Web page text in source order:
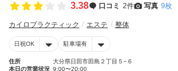
3.38 口コミ 2件 写真 9枚
カイロプラクティック エステ 整体
日祝OK 駐車場有
住所
大分県日田市田島２丁目５−６
本日の営業状況 9:00〜20:00